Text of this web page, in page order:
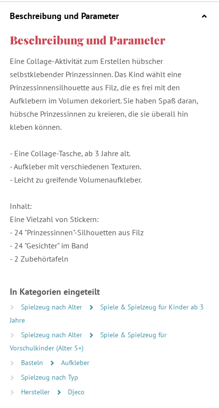
Beschreibung und Parameter
Beschreibung und Parameter
Eine Collage-Aktivität zum Erstellen hübscher
selbstklebender Prinzessinnen. Das Kind wählt eine
Prinzessinnensilhouette aus Filz, die es frei mit den
Aufklebern im Volumen dekoriert. Sie haben Spaß daran,
hübsche Prinzessinnen zu kreieren, die sie überall hin
kleben können.
- Eine Collage-Tasche, ab 3 Jahre alt.
- Aufkleber mit verschiedenen Texturen.
- Leicht zu greifende Volumenaufkleber.
Inhalt:
Eine Vielzahl von Stickern:
- 24 "Prinzessinnen"-Silhouetten aus Filz
- 24 "Gesichter" im Band
- 2 Zubehörtafeln
In Kategorien eingeteilt
Spielzeug nach Alter
Spiele & Spielzeug für Kinder ab 3
Jahre
Spielzeug nach Alter
Spiele & Spielzeug für
Vorschulkinder (Alter 5+)
Basteln
Aufkleber
Spielzeug nach Typ
Hersteller
Djeco